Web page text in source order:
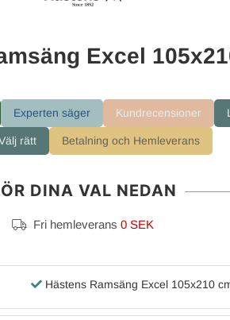
Excel
Experten säger Kundrecensioner
rätt Betalning och Hemleverans
DINA VAL NEDAN
Fri hemleverans 0 SEK
Hästens Ramsäng Excel 105x210